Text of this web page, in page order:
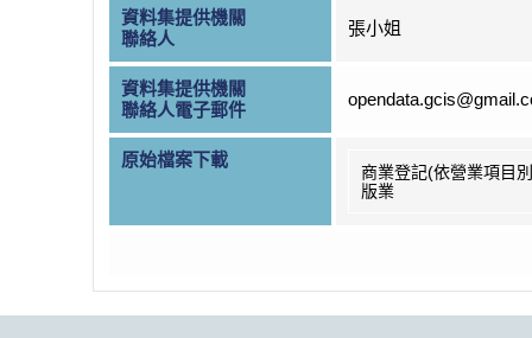
資料集提供機關
聯絡人
張小姐
資料集提供機關
聯絡人電子郵件
原始檔案下載
商業登記(依營業項目
版業